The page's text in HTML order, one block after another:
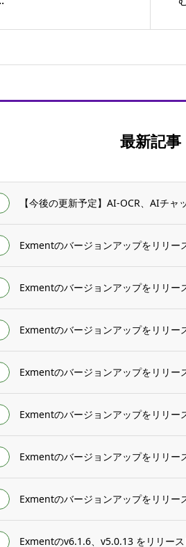
最新記事
【今後の更新予定】AI-OCR、AIチャ
Exmentのバージョンアップをリリー
Exmentのバージョンアップをリリー
Exmentのバージョンアップをリリー
Exmentのバージョンアップをリリー
Exmentのバージョンアップをリリー
Exmentのバージョンアップをリリー
Exmentのバージョンアップをリリー
Exmentのv6.1.6、v5.0.13 をリリー